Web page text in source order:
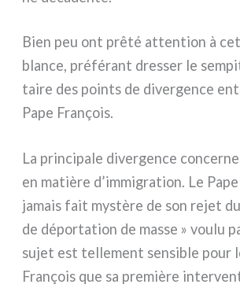
Bien peu ont prê­té atten­tion à
blan­ce, pré­fé­rant dres­ser le
tai­re des poin­ts de diver­gen­ce
Pape François.
La prin­ci­pa­le diver­gen­ce
en matiè­re d’immigration. Le Pape
jamais fait mystè­re de son rejet
de dépor­ta­tion de mas­se » vou­lu
sujet est tel­le­ment sen­si­ble pour
François que sa pre­miè­re